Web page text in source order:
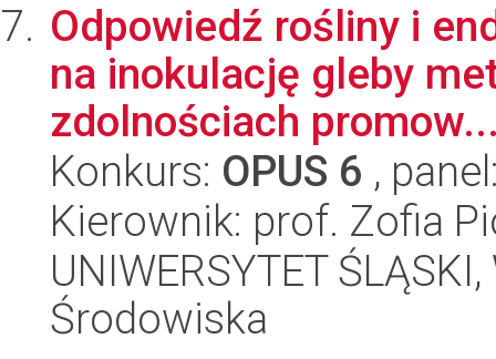
Odpowiedź rośliny i
na inokulację gleby
zdolnościach
Konkurs: OPUS 6 ,
Kierownik: prof. Zofia
UNIWERSYTET
Środowiska